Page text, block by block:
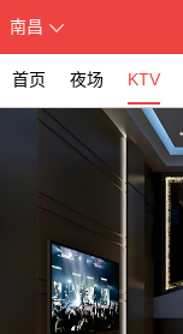
南昌
首页 夜场 KTV